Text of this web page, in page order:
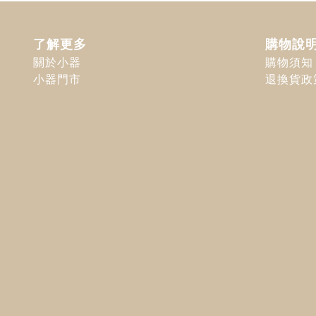
了解更多
關於小器
小器門市
購物說
購物須知
退換貨政